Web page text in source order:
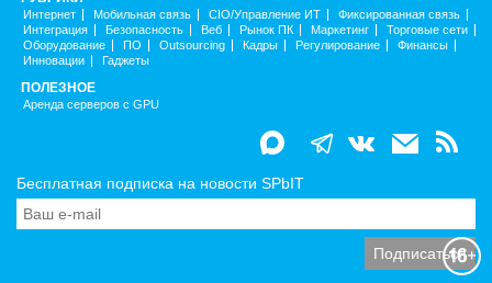
Интернет Мобильная связь CIO/Управление ИТ
Фиксированная связь
Интеграция
Безопасность Веб Рынок ПК Маркетинг
Торговые сети
Оборудование
ПО Outsourcing Кадры Регулирование
Финансы
Инновации
Гаджеты
ПОЛЕЗНОЕ
Аренда серверов с GPU
Бесплатная подписка на новости SPbIT